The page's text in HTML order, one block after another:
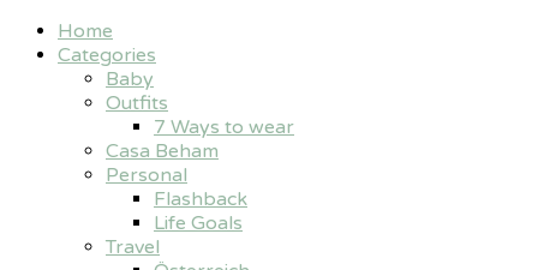
Home
Categories
Baby
Outfits
7 Ways to wear
Casa Beham
Personal
Flashback
Life Goals
Travel